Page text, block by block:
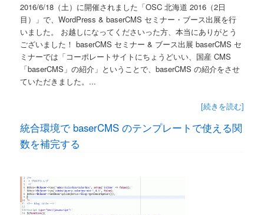
2016/6/18（土）に開催されました「OSC 北海道 2016（2日
目）」で、WordPress & baserCMS セミナー・ブース出展を行
いました。 お越しになってくださいった方、本当にありがとう
ございました！ baserCMS セミナー & ブース出展 baserCMS セ
ミナーでは「コーポレートサイトにちょうどいい、国産 CMS
「baserCMS」の紹介」ということで、baserCMS の紹介をさせ
ていただきました。...
[続きを読む]
統合環境で baserCMS のテンプレートで使える関
数を補完する